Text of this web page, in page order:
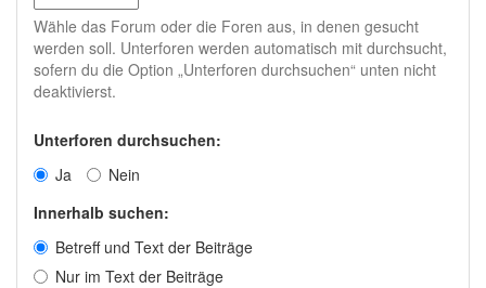
Wähle das Forum oder die Foren aus, in denen gesucht
werden soll. Unterforen werden automatisch mit durchsucht,
sofern du die Option „Unterforen durchsuchen“ unten nicht
deaktivierst.
Unterforen durchsuchen:
Ja
Nein
Innerhalb suchen:
Betreff und Text der Beiträge
Nur im Text der Beiträge